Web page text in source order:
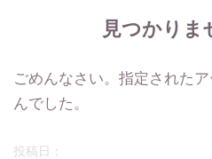
見つかりま
ごめんなさい。指定された
んでした。
投稿日：